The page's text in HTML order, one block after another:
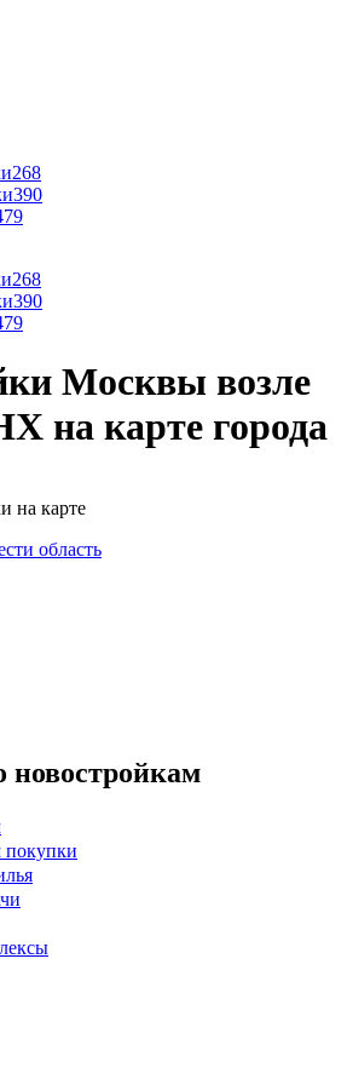
268
390
268
390
Москвы возле
на карте города
на карте
область
новостройкам
покупки